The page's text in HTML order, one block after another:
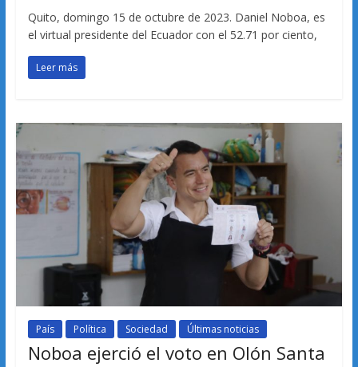
Quito, domingo 15 de octubre de 2023. Daniel Noboa, es
el virtual presidente del Ecuador con el 52.71 por ciento,
Leer más
País Política Sociedad Últimas noticias
Noboa ejerció el voto en Olón Santa